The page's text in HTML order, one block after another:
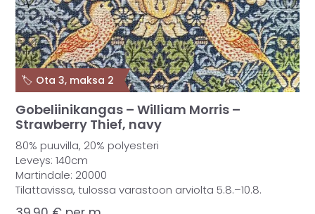
Gobeliinikangas – William Morris –
Strawberry Thief, navy
80% puuvilla, 20% polyesteri
Leveys: 140cm
Martindale: 20000
Tilattavissa, tulossa varastoon arviolta 5.8.–10.8.
🏷️ Ota 3, maksa 2